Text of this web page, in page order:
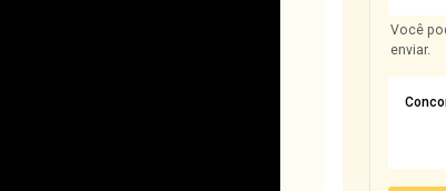
Você
enviar.